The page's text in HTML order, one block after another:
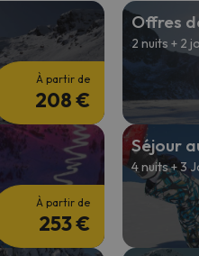
soit égaré. Dès qu'il aura
À partir de
208 €
Offres
2 nuits + 2
À partir de
253 €
Séjour
4 nuits + 3